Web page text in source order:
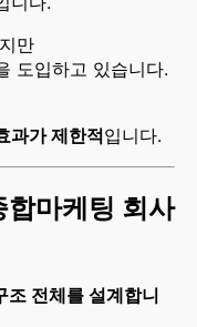
만
도입하고 있습니다.
과가 제한적입니다.
합마케팅 회사
조 전체를 설계합니